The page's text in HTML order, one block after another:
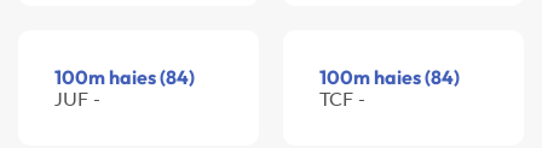
100m haies (84)
JUF -
100m haies (84)
TCF -